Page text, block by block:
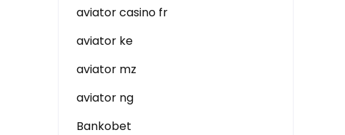
aviator casino fr
aviator ke
aviator mz
aviator ng
Bankobet